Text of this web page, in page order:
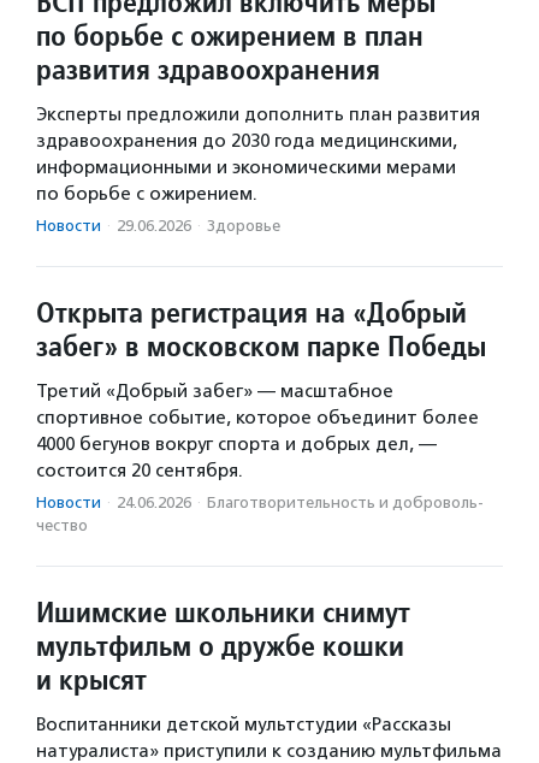
по борьбе с ожирением в план
развития здравоохранения
Эксперты предложили дополнить план развития
здравоохранения до 2030 года медицинскими,
информационными и экономическими мерами
по борьбе с ожирением.
Новости · 29.06.2026 · Здоровье
Открыта регистрация на «Добрый
забег» в московском парке Победы
Третий «Добрый забег» — масштабное
спортивное событие, которое объединит более
4000 бегунов вокруг спорта и добрых дел, —
состоится 20 сентября.
Новости · 24.06.2026 · Благотвори­тель­ность и доброволь­
чест­во
Ишимские школьники снимут
мультфильм о дружбе кошки
и крысят
Воспитанники детской мультстудии «Рассказы
натуралиста» приступили к созданию мультфильма